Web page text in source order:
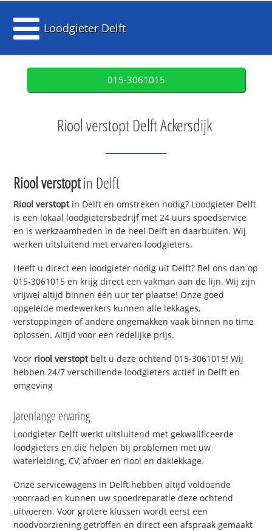
Loodgieter Delft
015-3061015
Riool verstopt Delft Ackersdijk
Riool verstoptin Delft
Riool verstoptin Delft en omstreken nodig? Loodgieter Delft
is een lokaal loodgietersbedrijf met 24 uurs spoedservice
en is werkzaamheden in de heel Delft en daarbuiten. Wij
werken uitsluitend met ervaren loodgieters.
Heeft u direct een loodgieter nodig uit Delft? Bel ons dan op
015-3061015 en krijg direct een vakman aan de lijn. Wij zijn
vrijwel altijd binnen één uur ter plaatse! Onze goed
opgeleide medewerkers kunnen alle lekkages,
verstoppingen of andere ongemakken vaak binnen no time
oplossen. Altijd voor een redelijke prijs.
Voor riool verstoptbelt u deze ochtend 015-3061015! Wij
hebben 24/7 verschillende loodgieters actief in Delft en
omgeving
Jarenlange ervaring
Loodgieter Delft werkt uitsluitend met gekwalificeerde
loodgieters en die helpen bij problemen met uw
waterleiding, CV, afvoer en riool en daklekkage.
Onze servicewagens in Delft hebben altijd voldoende
voorraad en kunnen uw spoedreparatie deze ochtend
uitvoeren. Voor grotere klussen wordt eerst een
noodvoorziening getroffen en direct een afspraak gemaakt